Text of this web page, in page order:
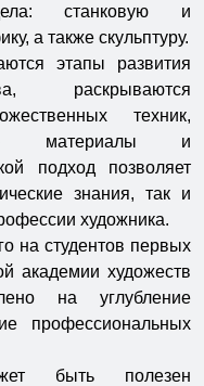
станковую и
а также скульптуру.
этапы развития
раскрываются
техник,
материалы и
подход позволяет
знания, так и
художника.
на студентов первых
академии художеств
на углубление
профессиональных
быть полезен